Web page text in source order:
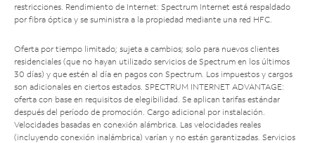
restricciones. Rendimiento de Internet: Spectrum Internet está respaldado
por fibra óptica y se suministra a la propiedad mediante una red HFC.
Oferta por tiempo limitado; sujeta a cambios; solo para nuevos clientes
residenciales (que no hayan utilizado servicios de Spectrum en los últimos
30 días) y que estén al día en pagos con Spectrum. Los impuestos y cargos
son adicionales en ciertos estados. SPECTRUM INTERNET ADVANTAGE:
oferta con base en requisitos de elegibilidad. Se aplican tarifas estándar
después del período de promoción. Cargo adicional por instalación.
Velocidades basadas en conexión alámbrica. Las velocidades reales
(incluyendo conexión inalámbrica) varían y no están garantizadas. Servicios